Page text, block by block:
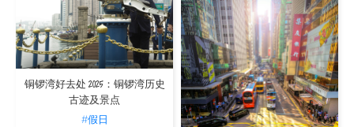
铜锣湾好去处 2025：铜锣湾历史
古迹及景点
#假日